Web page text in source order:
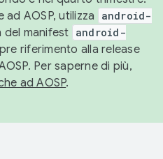
AOSP, utilizza
android-
del manifest android-
riferimento alla release
Per saperne di più,
ad AOSP.